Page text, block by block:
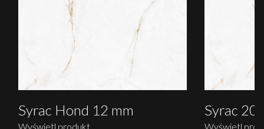
Syrac Hond 12 mm
Wyświetl produkt
Syrac 20
Wyświetl